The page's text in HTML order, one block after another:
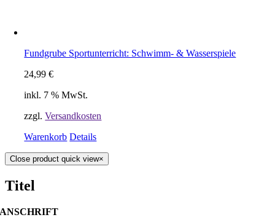
Fundgrube Sportunterricht: Schwimm- & Wasserspiele
24,99€
inkl. 7 % MwSt.
zzgl.Versandkosten
Warenkorb Details
Close product quick view×
Titel
ANSCHRIFT